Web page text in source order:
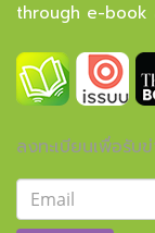
through e-book
ลงทะเบียนเพื่อรับ